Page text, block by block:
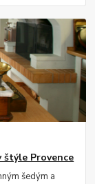
štýle Provence
šedým a